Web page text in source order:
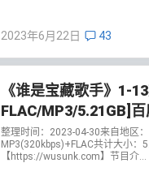
2023年6月22日 43
《谁是宝藏歌手》1-
FLAC/MP3/5.21GB]
整理时间：2023-04-30来自地区
MP3(320kbps)+FLAC共计大小：
【https://wusunk.com】节目介...